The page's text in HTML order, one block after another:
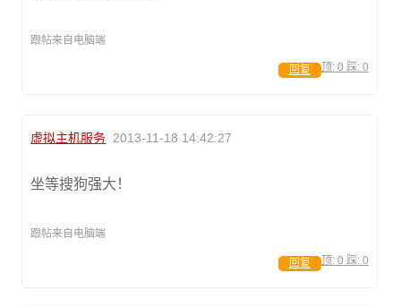
跟帖来自电脑端
顶: 0 踩: 0
回复
虚拟主机服务 2013-11-18 14:42:27
坐等搜狗强大！
跟帖来自电脑端
顶: 0 踩: 0
回复